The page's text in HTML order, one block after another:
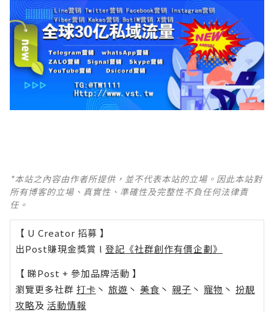
*本站之內容由作者所提供，並不代表本站的立場。因此本站對
所有博客的立場、真實性、準確性及完整性不負任何法律責
任。
【 U Creator 招募 】
出Post賺現金獎賞 l 登記《社群創作有價企劃》
【 睇Post + 參加品牌活動 】
瀏覽更多社群 打卡 丶 旅遊 丶 美食 丶 親子 丶 寵物 丶 扮靚
攻略及 活動情報